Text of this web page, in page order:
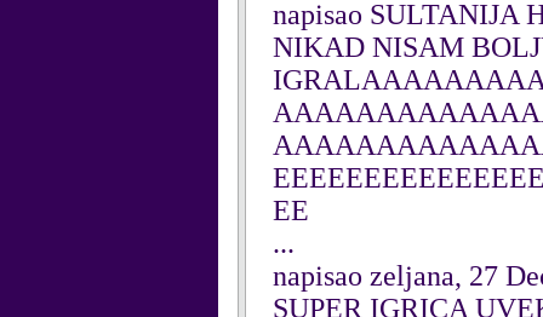
napisao SULTANIJA
NIKAD NISAM
EE
...
napisao zeljana, 27
SUPER IGRICA